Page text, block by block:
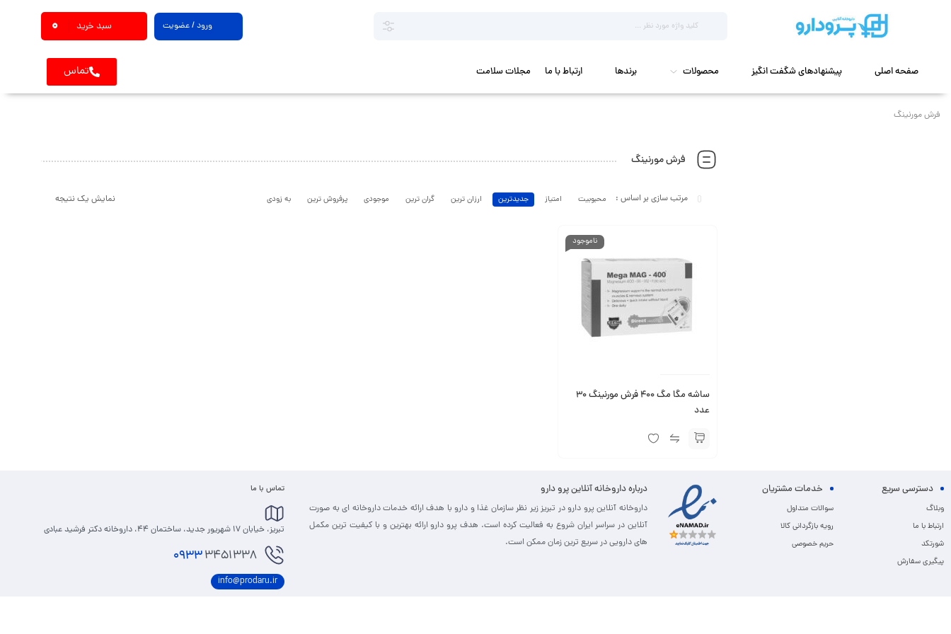
ورود / عضویت سبد خرید 0
صفحه اصلی پیشنهادهای شگفت انگیز محصولات برندها ارتباط با ما مجلات سلامت تماس
فرش مورنینگ
فرش مورنینگ
نمایش یک نتیجه محبوبیت امتیاز جدیدترین ارزان ترین گران ترین موجودی پرفروش ترین به زودی
ناموجود
ساشه مگا مگ 400 فرش مورنینگ 30
عدد
دسترسی سریع
وبلاگ
ارتباط با ما
شورتکد
پیگیری سفارش
خدمات مشتریان
سوالات متداول
رویه بازگردانی کالا
حریم خصوصی
درباره داروخانه آنلاین پرو دارو
داروخانه آنلاین پرو دارو در تبریز زیر نظر سازمان غذا و دارو با هدف ارائه خدمات داروخانه ای به صورت
آنلاین در سراسر ایران شروع به فعالیت کرده است. هدف پرو دارو ارائه بهترین و با کیفیت ترین مکمل
های دارویی در سریع ترین زمان ممکن است.
تماس با ما
تبریز، خیابان 17 شهریور جدید، ساختمان 44، داروخانه دکتر فرشید عبادی
09333451338
info@prodaru.ir